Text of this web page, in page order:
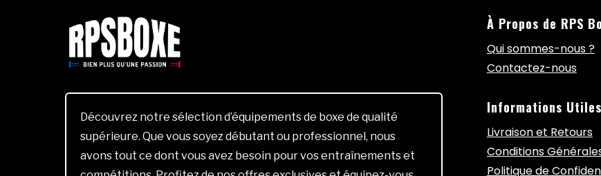
Découvrez notre sélection d’équipements de boxe de qualité
supérieure. Que vous soyez débutant ou professionnel, nous
avons tout ce dont vous avez besoin pour vos entraînements et
À Propos de RPS
Qui sommes-nous ?
Contactez-nous
Informations Utiles
Livraison et Retours
Conditions
Politique de